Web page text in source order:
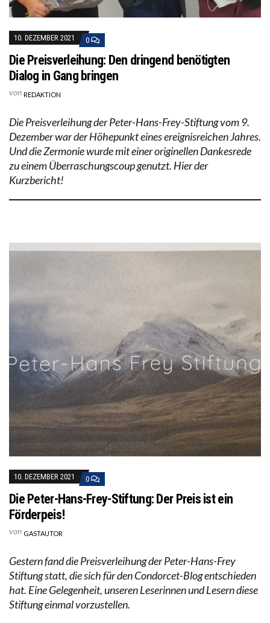
10. DEZEMBER 2021 0
Die Preisverleihung: Den dringend benötigten
Dialog in Gang bringen
von REDAKTION
Die Preisverleihung der Peter-Hans-Frey-Stiftung vom 9.
Dezember war der Höhepunkt eines ereignisreichen Jahres.
Und die Zermonie wurde mit einer originellen Dankesrede
zu einem Überraschungscoup genutzt. Hier der
Kurzbericht!
10. DEZEMBER 2021 0
Die Peter-Hans-Frey-Stiftung: Der Preis ist ein
Förderpeis!
von GASTAUTOR
Gestern fand die Preisverleihung der Peter-Hans-Frey
Stiftung statt, die sich für den Condorcet-Blog entschieden
hat. Eine Gelegenheit, unseren Leserinnen und Lesern diese
Stiftung einmal vorzustellen.